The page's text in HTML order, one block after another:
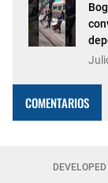
COMENTARIOS